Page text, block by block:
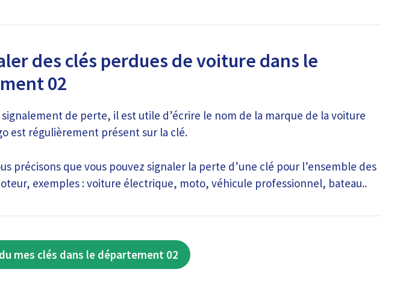
des clés perdues de voiture dans le
02
de perte, il est utile d’écrire le nom de la marque de la voiture
est régulièrement présent sur la clé.
précisons que vous pouvez signaler la perte d’une clé pour l’ensemble des
exemples : voiture électrique, moto, véhicule professionnel, bateau..
mes clés dans le département 02